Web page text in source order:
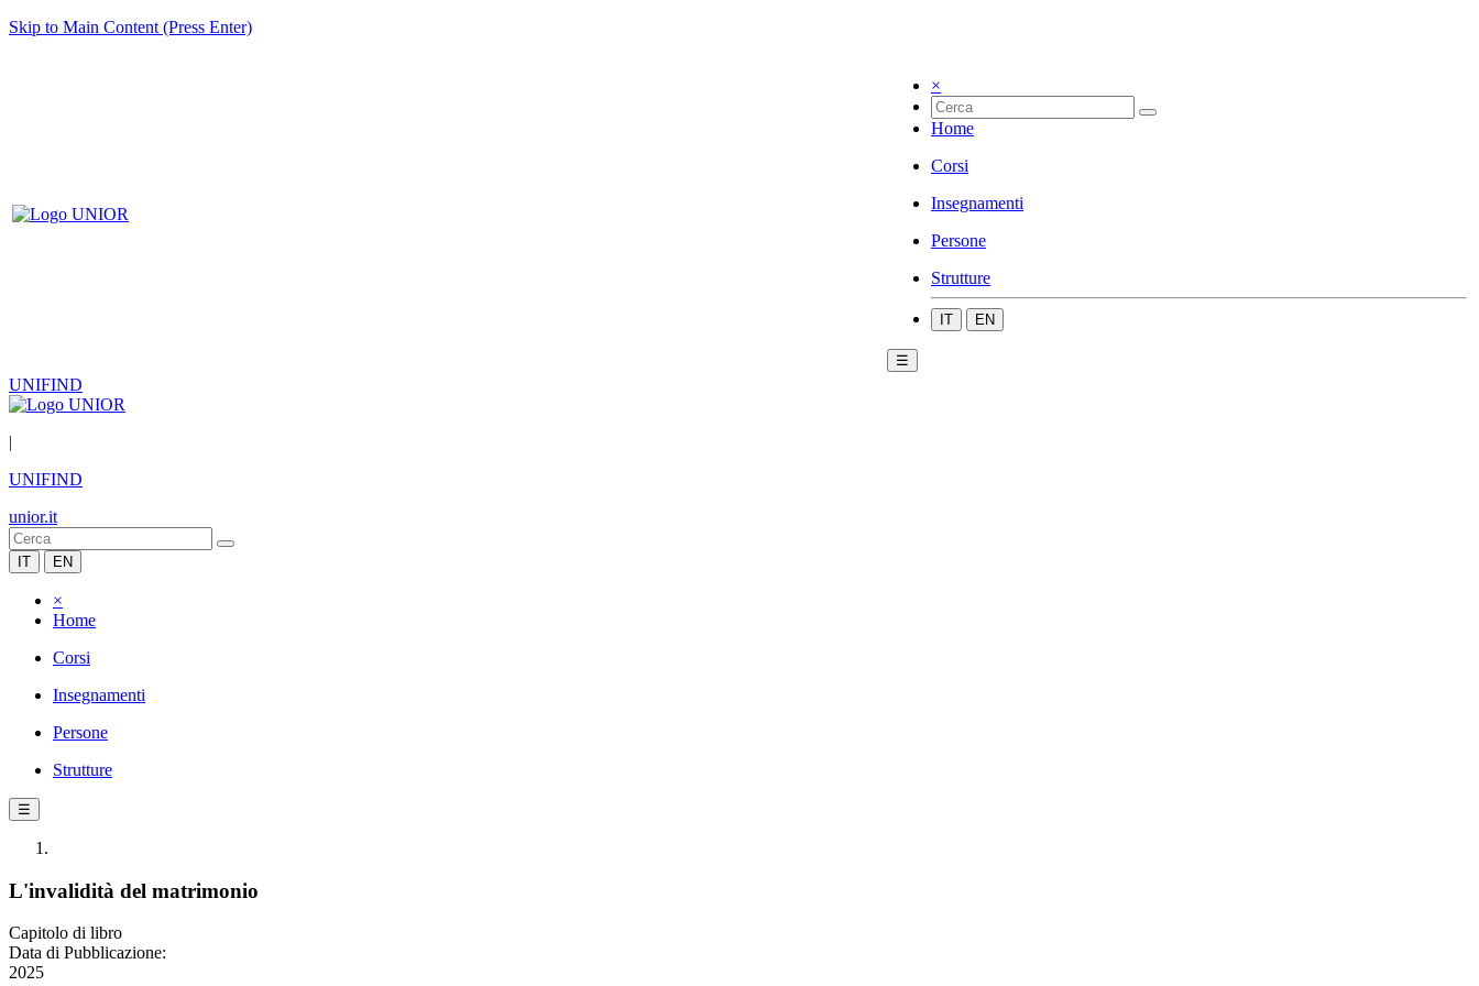
Skip to Main Content (Press Enter)
×
Home
Corsi
Insegnamenti
Persone
Strutture
IT EN
☰
UNIFIND
|
UNIFIND
unior.it
IT EN
×
Home
Corsi
Insegnamenti
Persone
Strutture
☰
L'invalidità del matrimonio
Capitolo di libro
Data di Pubblicazione:
2025